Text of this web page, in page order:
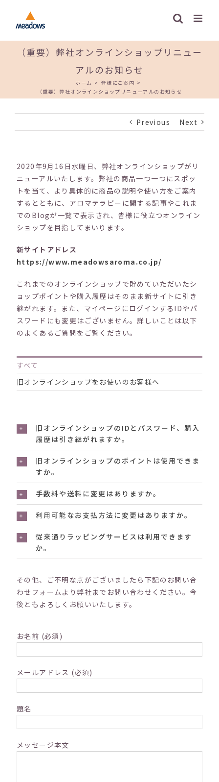
content
（重要）弊社オンラインショップリニュー
アルのお知らせ
ホーム > 皆様にご案内 >
（重要）弊社オンラインショップリニューアルのお知らせ
Previous Next
2020年9月16日水曜日、弊社オンラインショップがリ
ニューアルいたします。弊社の商品一つ一つにスポッ
トを当て、より具体的に商品の説明や使い方をご案内
するとともに、アロマテラピーに関する記事やこれま
でのBlogが一覧で表示され、皆様に役立つオンライン
ショップを目指してまいります。
新サイトアドレス
https://www.meadowsaroma.co.jp/
これまでのオンラインショップで貯めていただいたシ
ョップポイントや購入履歴はそのまま新サイトに引き
継がれます。また、マイページにログインするIDやパ
スワードにも変更はございません。詳しいことは以下
のよくあるご質問をご覧ください。
すべて
旧オンラインショップをお使いのお客様へ
旧オンラインショップのIDとパスワード、購入
履歴は引き継がれますか。
旧オンラインショップのポイントは使用できま
すか。
手数料や送料に変更はありますか。
利用可能なお支払方法に変更はありますか。
従来通りラッピングサービスは利用できます
か。
その他、ご不明な点がございましたら下記のお問い合
わせフォームより弊社までお問い合わせください。今
後ともよろしくお願いいたします。
お名前 (必須)
メールアドレス (必須)
題名
メッセージ本文